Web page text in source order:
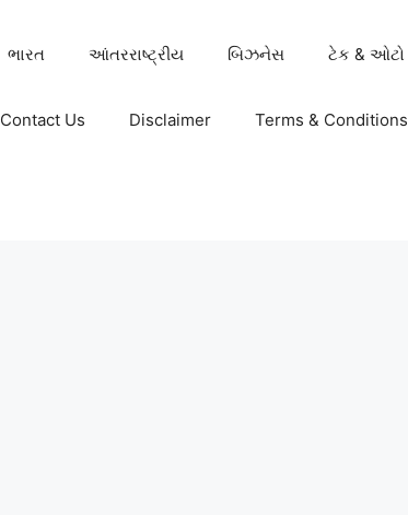
ભારત આંતરરાષ્ટ્રીય બિઝનેસ ટેક & ઓટો
Contact Us Disclaimer Terms & Conditions